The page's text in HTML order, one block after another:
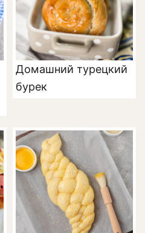
Домашний турецкий
бурек